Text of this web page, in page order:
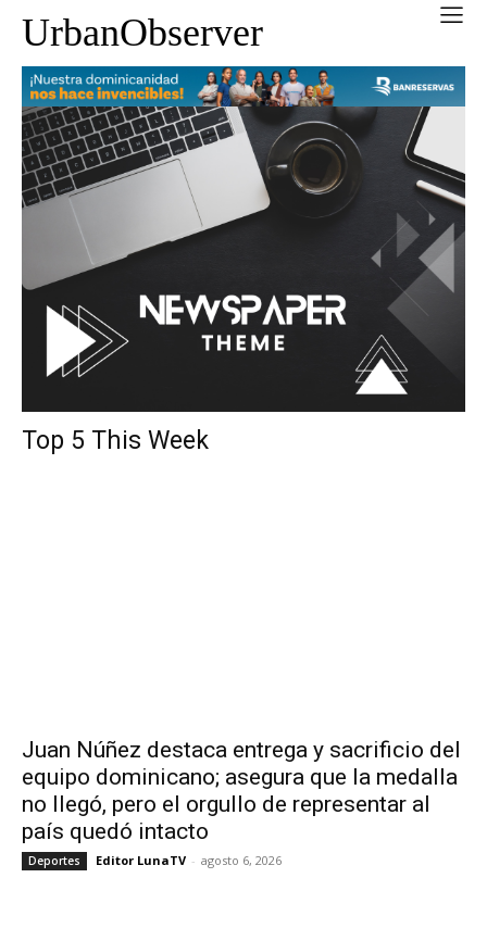
UrbanObserver
Top 5 This Week
Juan Núñez destaca entrega y sacrificio del
equipo dominicano; asegura que la medalla
no llegó, pero el orgullo de representar al
país quedó intacto
Deportes Editor LunaTV - agosto 6, 2026